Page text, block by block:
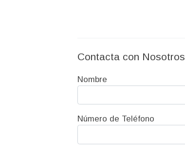
Contacta con Nosotros
Nombre
Número de Teléfono